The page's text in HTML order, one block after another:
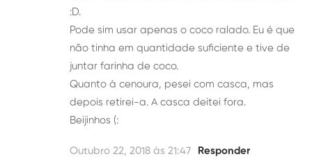
:D.
Pode sim usar apenas o coco ralado. Eu é que
não tinha em quantidade suficiente e tive de
juntar farinha de coco.
Quanto à cenoura, pesei com casca, mas
depois retirei-a. A casca deitei fora.
Beijinhos (:
Outubro 22, 2018 às 21:47 Responder